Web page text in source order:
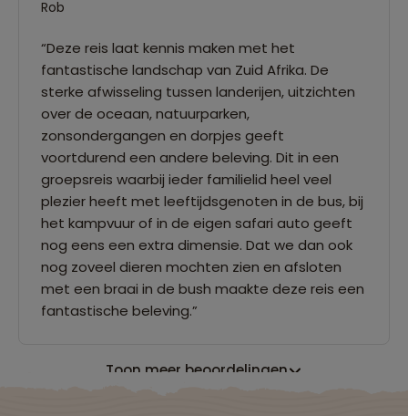
Rob
“Deze reis laat kennis maken met het
fantastische landschap van Zuid Afrika. De
sterke afwisseling tussen landerijen, uitzichten
over de oceaan, natuurparken,
zonsondergangen en dorpjes geeft
voortdurend een andere beleving. Dit in een
groepsreis waarbij ieder familielid heel veel
plezier heeft met leeftijdsgenoten in de bus, bij
het kampvuur of in de eigen safari auto geeft
nog eens een extra dimensie. Dat we dan ook
nog zoveel dieren mochten zien en afsloten
met een braai in de bush maakte deze reis een
fantastische beleving.”
Toon meer beoordelingen